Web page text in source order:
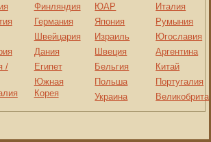
/
Финляндия
Германия
Швейцария
Дания
Египет
Южная
Корея
ЮАР
Япония
Израиль
Швеция
Бельгия
Польша
Украина
Италия
Румыния
Югославия
Аргентина
Китай
Португалия